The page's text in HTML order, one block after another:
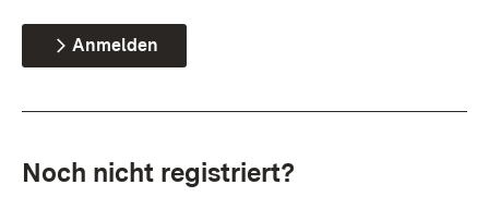
Anmelden
Noch nicht registriert?